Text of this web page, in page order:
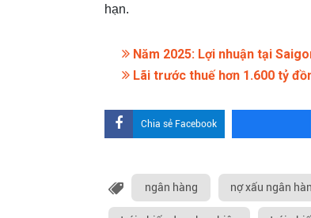
hạn.
Năm 2025: Lợi nhuận tại
Lãi trước thuế hơn 1.600 tỷ
Chia sẻ Facebook
ngân hàng nợ xấu ngân